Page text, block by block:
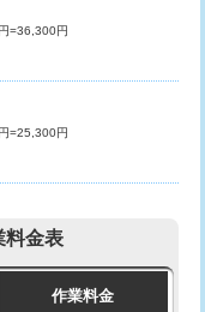
33,000円
=36,300円
=25,300円
料金表
作業料金